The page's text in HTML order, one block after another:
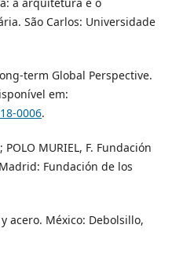
São Carlos: Universidade
term Global Perspective.
em:
0006.
POLO MURIEL, F. Fundación
Fundación de los
acero. México: Debolsillo,